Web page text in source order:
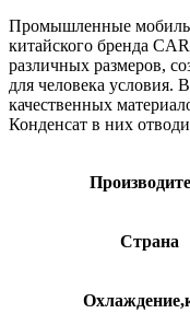
Промышленные
китайского бренда
различных размеров,
для человека условия.
качественных
Конденсат в них
Страна